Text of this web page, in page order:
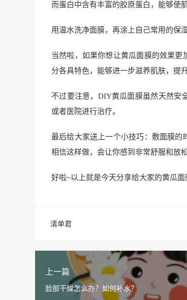
而蛋白中含有丰富的胶原蛋白，能够使
用温水洗净面膜，再涂上自己常用的保
当然啦，如果你想让黄瓜面膜的效果
分各具特色，能够进一步滋养肌肤，提
不过要注意，DIY黄瓜面膜虽然天然安
或者医院进行治疗。
最后给大家送上一个小技巧：敷面膜的
相信这样做，会让你感到非常舒服和放松
好啦~以上就是今天分享给大家的黄瓜
清单君
上一篇
脸部干燥怎么办？如何补水？